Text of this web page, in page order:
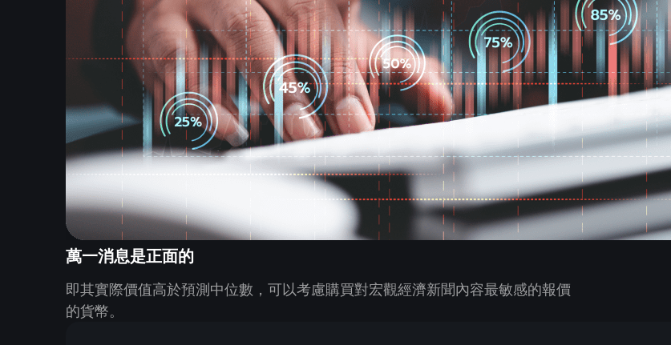
萬一消息是正面的
即其實際價值高於預測中位數，可以考慮購買對宏觀經濟新聞內容最敏感的報價
的貨幣。